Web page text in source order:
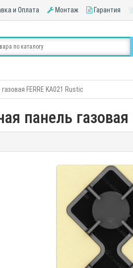
и Оплата Монтаж Гарантия
FERRE KA021 Rustic
панель